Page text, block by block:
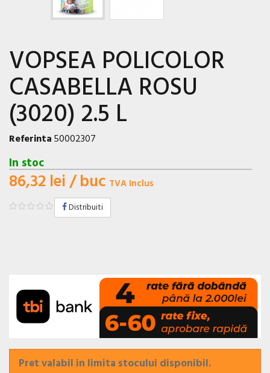
VOPSEA POLICOLOR
CASABELLA ROSU
(3020) 2.5 L
Referinta50002307
In stoc
86,32 lei/ buc TVA Inclus
Distribuiti
Pret valabil in limita stocului disponibil.